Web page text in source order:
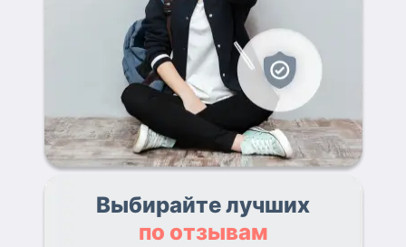
Выбирайте лучших
по отзывам